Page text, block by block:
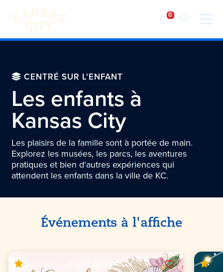
Visiter KC
CENTRÉ SUR L'ENFANT
Les enfants à
Kansas City
Les plaisirs de la famille sont à portée de main.
Explorez les musées, les parcs, les aventures
pratiques et bien d'autres expériences qui
attendent les enfants dans la ville de KC.
Événements à l'affiche